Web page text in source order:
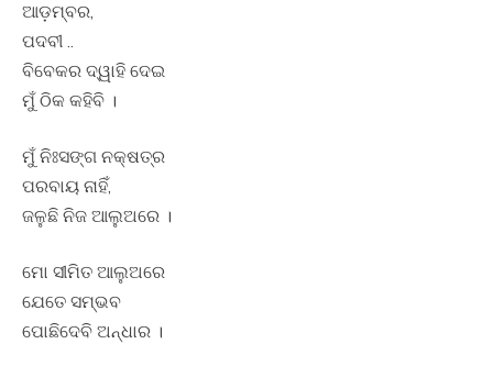
ଆଡ଼ମ୍ବର,
ପଦବୀ ..
ବିବେକର ଦ୍ୱାହି ଦେଇ
ମୁଁ ଠିକ କହିବି ।
ମୁଁ ନିଃସଙ୍ଗ ନକ୍ଷତ୍ର
ପରବାୟ ନାହିଁ,
ଜଳୁଛି ନିଜ ଆଲୁଅରେ ।
ମୋ ସୀମିତ ଆଲୁଅରେ
ଯେତେ ସମ୍ଭବ
ପୋଛିଦେବି ଅନ୍ଧାର ।